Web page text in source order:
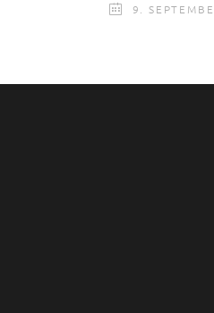
9.